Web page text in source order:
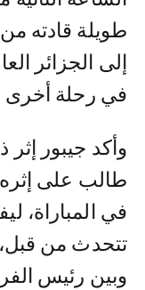
طويلة قادته
إلى الجزائر
في رحلة أخرى
وأكد جيبور
طالب على
في المباراة،
تتحدث من
وبين رئيس